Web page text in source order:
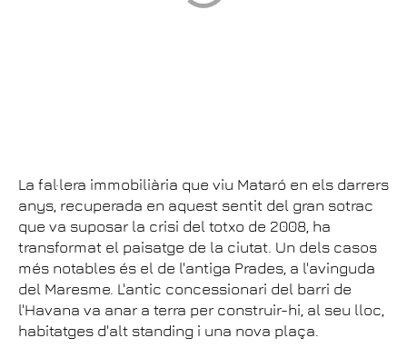
La fal·lera immobiliària que viu Mataró en els darrers
anys, recuperada en aquest sentit del gran sotrac
que va suposar la crisi del totxo de 2008, ha
transformat el paisatge de la ciutat. Un dels casos
més notables és el de l'antiga Prades, a l'avinguda
del Maresme. L'antic concessionari del barri de
l'Havana va anar a terra per construir-hi, al seu lloc,
habitatges d'alt standing i una nova plaça.